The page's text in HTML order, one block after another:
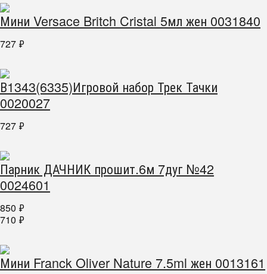
Мини Versace Britch Cristal 5мл жен 0031840
727 ₽
В1343(6335)Игровой набор Трек Тачки
0020027
727 ₽
Парник ДАЧНИК прошит.6м 7дуг №42
0024601
850 ₽
710 ₽
Мини Franck Oliver Nature 7.5ml жен 0013161